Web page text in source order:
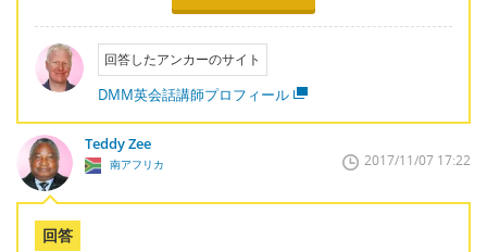
回答したアンカーのサイト
DMM英会話講師プロフィール
Teddy Zee
南アフリカ 2017/11/07 17:22
回答